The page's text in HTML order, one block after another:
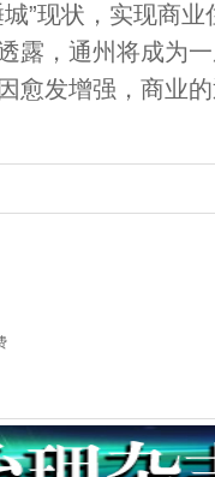
”现状，实现商
露，通州将成为
愈发增强，商业